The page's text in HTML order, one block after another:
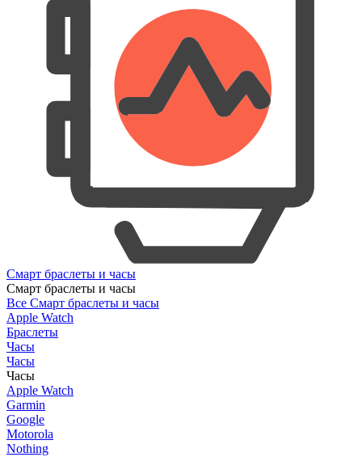
Смарт браслеты и часы
Смарт браслеты и часы
Все Смарт браслеты и часы
Apple Watch
Браслеты
Часы
Часы
Часы
Apple Watch
Garmin
Google
Motorola
Nothing